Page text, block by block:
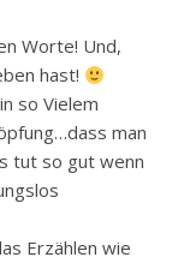
Worte! Und,
hast!
so Vielem
man
tut so gut wenn
Erzählen wie